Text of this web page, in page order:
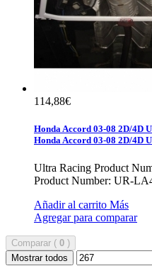
114,88€
Honda Accord 03-08 2D/4D
Honda Accord 03-08 2D/4D
Ultra Racing Product
Product Number: UR-
Añadir al carrito Más
Agregar para comparar
Comparar ( 0 )
Mostrar todos